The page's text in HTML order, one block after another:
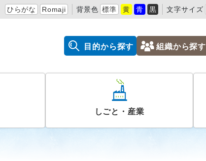
ひらがな Romaji 背景色 標準 黄 青 黒 文字サイズ
目的から探す 組織から探す
しごと・産業